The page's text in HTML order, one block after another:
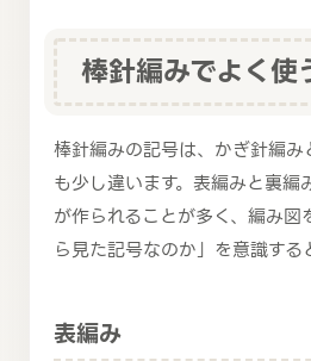
棒針編みでよく使
棒針編みの記号は、かぎ針編
も少し違います。表編みと裏
が作られることが多く、編み
ら見た記号なのか」を意識する
表編み